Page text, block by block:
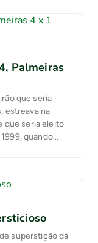
Palmeiras
que seria
estreava na
que seria eleito
quando
superstição dá